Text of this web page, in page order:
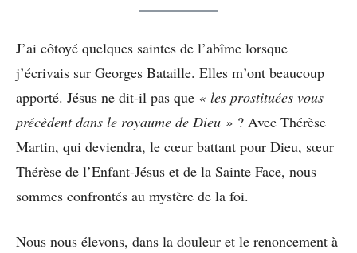
J’ai côtoyé quelques saintes de l’abîme lorsque
j’écrivais sur Georges Bataille. Elles m’ont beaucoup
apporté. Jésus ne dit-il pas que « les prostituées vous
précèdent dans le royaume de Dieu » ? Avec Thérèse
Martin, qui deviendra, le cœur battant pour Dieu, sœur
Thérèse de l’Enfant-Jésus et de la Sainte Face, nous
sommes confrontés au mystère de la foi.
Nous nous élevons, dans la douleur et le renoncement à